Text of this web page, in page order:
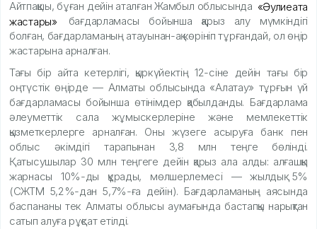
Айтпақшы, бұған дейін аталған Жамбыл облысында «Әулиеата
жастары»
бағдарламасы бойынша қарыз алу мүмкіндігі
болған, бағдарламаның атауынан-ақ көрініп тұрғандай, ол өңір
жастарына арналған.
Тағы бір айта кетерлігі, қыркүйектің 12-сіне дейін тағы бір
оңтүстік өңірде — Алматы облысында «Алатау» тұрғын үй
бағдарламасы бойынша өтінімдер қабылданды. Бағдарлама
әлеуметтік сала жұмыскерлеріне және мемлекеттік
қызметкерлерге арналған. Оны жүзеге асыруға банк пен
облыс әкімдігі тарапынан 3,8 млн теңге бөлінді.
Қатысушылар 30 млн теңгеге дейін қарыз ала алды: алғашқы
жарнасы 10%-ды құрады, мөлшерлемесі — жылдық 5%
(СЖТМ 5,2%-дан 5,7%-ға дейін). Бағдарламаның аясында
баспананы тек Алматы облысы аумағында бастапқы нарықтан
сатып алуға рұқсат етілді.